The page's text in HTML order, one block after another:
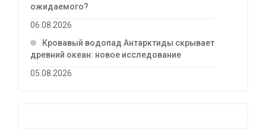
ожидаемого?
06.08.2026
Кровавый водопад Антарктиды скрывает
древний океан: новое исследование
05.08.2026